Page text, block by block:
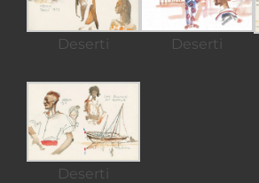
Deserti Deserti
Deserti